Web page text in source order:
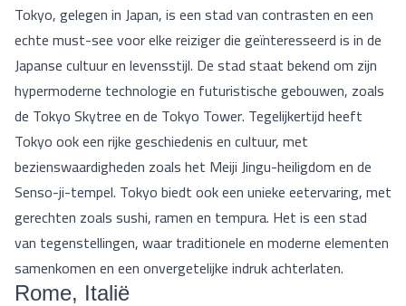
Tokyo, gelegen in Japan, is een stad van contrasten en een
echte must-see voor elke reiziger die geïnteresseerd is in de
Japanse cultuur en levensstijl. De stad staat bekend om zijn
hypermoderne technologie en futuristische gebouwen, zoals
de Tokyo Skytree en de Tokyo Tower. Tegelijkertijd heeft
Tokyo ook een rijke geschiedenis en cultuur, met
bezienswaardigheden zoals het Meiji Jingu-heiligdom en de
Senso-ji-tempel. Tokyo biedt ook een unieke eetervaring, met
gerechten zoals sushi, ramen en tempura. Het is een stad
van tegenstellingen, waar traditionele en moderne elementen
samenkomen en een onvergetelijke indruk achterlaten.
Rome, Italië